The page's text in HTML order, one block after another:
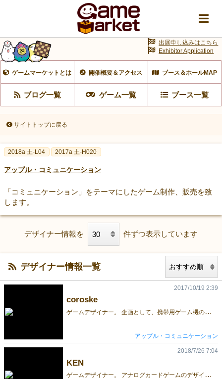
ゲームマーケットとは 開催概要＆アクセス ブース＆ホールMAP
ブログ一覧 ゲーム一覧 ブース一覧
出展申し込みはこちら
Exhibitor Application
サイトトップに戻る
2018a 土-L04 2017a 土-H020
アップル・コミュニケーション
「コミュニケーション」をテーマにしたゲーム制作、販売を致
します。
デザイナー情報を 件ずつ表示しています
デザイナー情報一覧
coroske
ゲ
ームデザイナー。 企画として、携帯用ゲーム機のゲームを制作していました。 アナログカードゲーム制作との違いに戸惑っています…(^_^;)
2017/10/19 2:39
アップル・コミュニケーション
KEN
ゲ
ームデザイナー。 アナログカードゲームのデザインは初心者です… 現在「ゲームマーケット2018秋」に出展予定のカードゲーム『核心』を鋭意制作中です！ かつてない程、深いコミュニケーションを体験できると思います。 乞うご期待ください！！
2018/7/26 7:04